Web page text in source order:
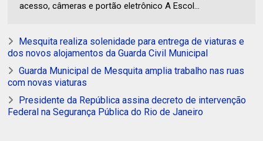
acesso, câmeras e portão eletrônico A Escol...
Mesquita realiza solenidade para entrega de viaturas e
dos novos alojamentos da Guarda Civil Municipal
Guarda Municipal de Mesquita amplia trabalho nas ruas
com novas viaturas
Presidente da República assina decreto de intervenção
Federal na Segurança Pública do Rio de Janeiro